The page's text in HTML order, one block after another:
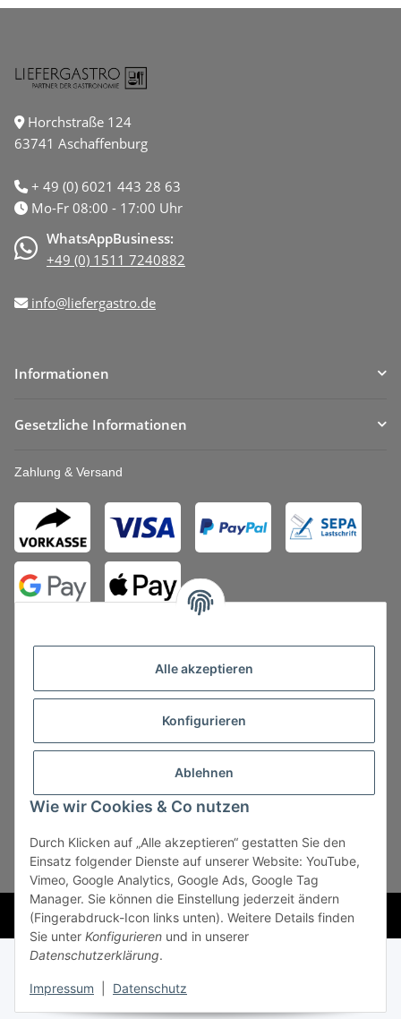
Alle akzeptieren
Konfigurieren
Ablehnen
Wie wir Cookies & Co nutzen
Durch Klicken auf „Alle akzeptieren“ gestatten Sie den
Einsatz folgender Dienste auf unserer Website: YouTube,
Vimeo, Google Analytics, Google Ads, Google Tag
Manager. Sie können die Einstellung jederzeit ändern
(Fingerabdruck-Icon links unten). Weitere Details finden
Sie unter Konfigurieren und in unserer
Datenschutzerklärung.
Impressum Datenschutz
Horchstraße 124
63741 Aschaffenburg
+ 49 (0) 6021 443 28 63
Mo-Fr 08:00 - 17:00 Uhr
WhatsAppBusiness:
+49 (0) 1511 7240882
info@liefergastro.de
Informationen
Gesetzliche Informationen
Zahlung & Versand
Vertrag widerrufen
* Alle Preise zzgl. gesetzlicher USt., zzgl.Versand, zzgl.
Mindermengenzuschlag
Powered byJTL-Shop